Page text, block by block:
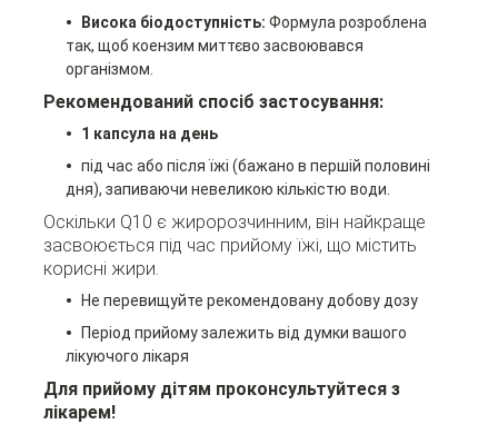
Висока біодоступність: Формула розроблена
так, щоб коензим миттєво засвоювався
організмом.
Рекомендований спосіб застосування:
1 капсула на день
під час або після їжі (бажано в першій половині
дня), запиваючи невеликою кількістю води.
Оскільки Q10 є жиророзчинним, він найкраще
засвоюється під час прийому їжі, що містить
корисні жири.
Не перевищуйте рекомендовану добову дозу
Період прийому залежить від думки вашого
лікуючого лікаря
Для прийому дітям проконсультуйтеся з
лікарем!